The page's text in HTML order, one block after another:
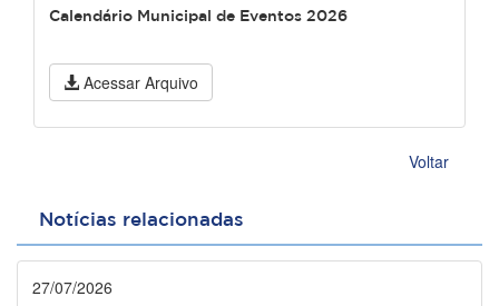
Calendário Municipal de Eventos 2026
Acessar Arquivo
Voltar
Notícias relacionadas
27/07/2026